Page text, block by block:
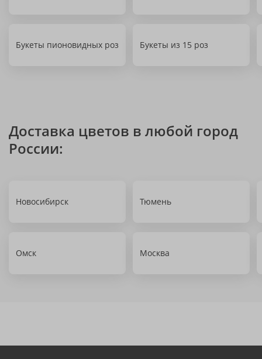
Букеты пионовидных роз Букеты из 15 роз
Доставка цветов в любой город
России:
Новосибирск Тюмень
Омск Москва